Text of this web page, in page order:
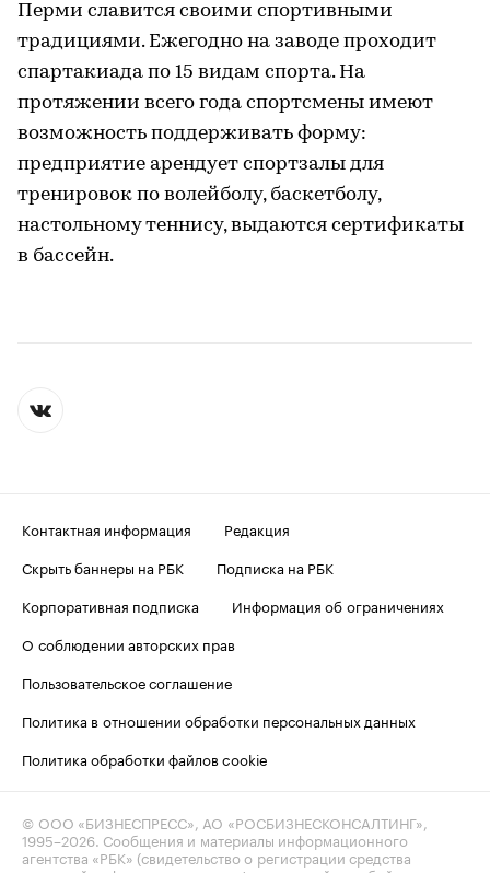
Перми славится своими спортивными
традициями. Ежегодно на заводе проходит
спартакиада по 15 видам спорта. На
протяжении всего года спортсмены имеют
возможность поддерживать форму:
предприятие арендует спортзалы для
тренировок по волейболу, баскетболу,
настольному теннису, выдаются сертификаты
в бассейн.
Контактная информация
Редакция
Скрыть баннеры на РБК
Подписка на РБК
Корпоративная подписка
Информация об ограничениях
О соблюдении авторских прав
Пользовательское соглашение
Политика в отношении обработки персональных данных
Политика обработки файлов cookie
© ООО «БИЗНЕСПРЕСС», АО «РОСБИЗНЕСКОНСАЛТИНГ»,
1995–2026. Сообщения и материалы информационного
агентства «РБК» (свидетельство о регистрации средства